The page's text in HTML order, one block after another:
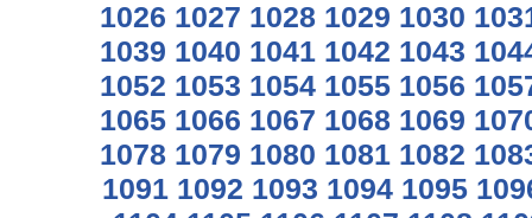
1026 1027 1028 1029 1030
1039 1040 1041 1042 1043
1052 1053 1054 1055 1056
1065 1066 1067 1068 1069
1078 1079 1080 1081 1082
1091 1092 1093 1094 1095